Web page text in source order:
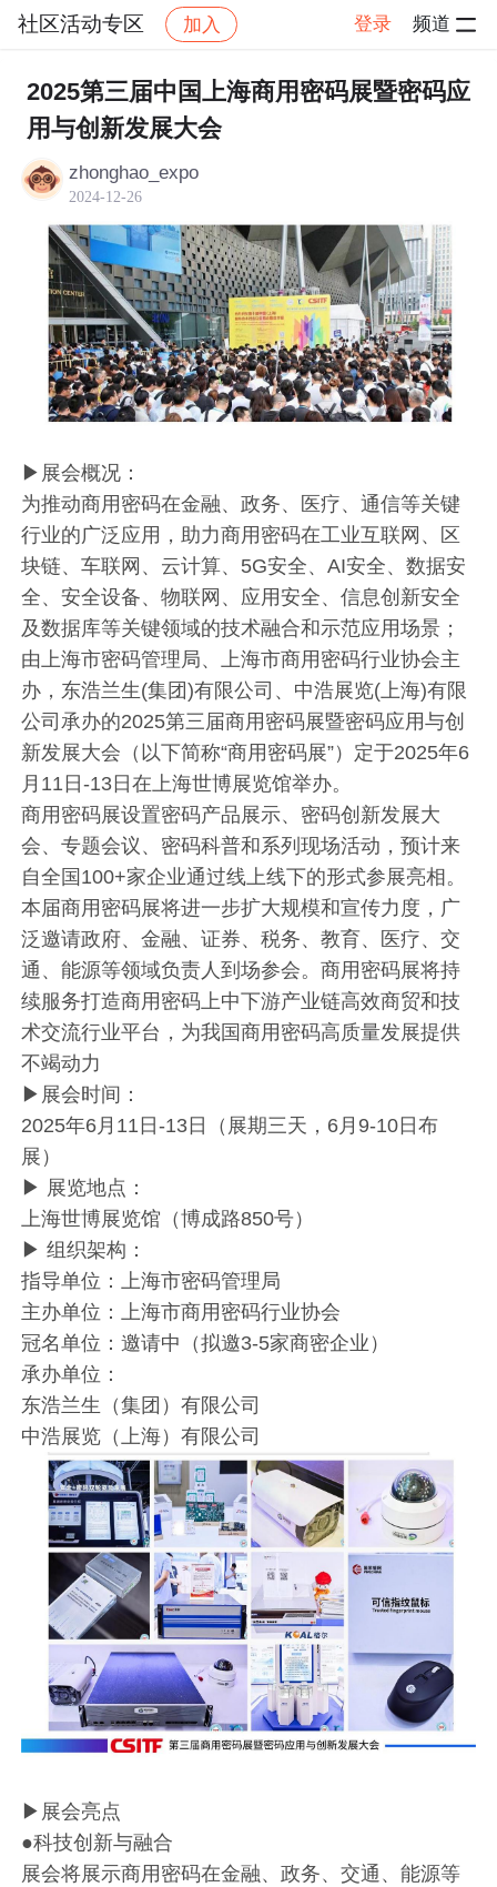
社区活动专区 加入 登录 频道
社区 社区活动专区 帖子详情
2025第三届中国上海商用密码展暨密码应
用与创新发展大会
zhonghao_expo
2024-12-26
▶展会概况：
为推动商用密码在金融、政务、医疗、通信等关键
行业的广泛应用，助力商用密码在工业互联网、区
块链、车联网、云计算、5G安全、AI安全、数据安
全、安全设备、物联网、应用安全、信息创新安全
及数据库等关键领域的技术融合和示范应用场景；
由上海市密码管理局、上海市商用密码行业协会主
办，东浩兰生(集团)有限公司、中浩展览(上海)有限
公司承办的2025第三届商用密码展暨密码应用与创
新发展大会（以下简称“商用密码展”）定于2025年6
月11日-13日在上海世博展览馆举办。
商用密码展设置密码产品展示、密码创新发展大
会、专题会议、密码科普和系列现场活动，预计来
自全国100+家企业通过线上线下的形式参展亮相。
本届商用密码展将进一步扩大规模和宣传力度，广
泛邀请政府、金融、证券、税务、教育、医疗、交
通、能源等领域负责人到场参会。商用密码展将持
续服务打造商用密码上中下游产业链高效商贸和技
术交流行业平台，为我国商用密码高质量发展提供
不竭动力
▶展会时间：
2025年6月11日-13日（展期三天，6月9-10日布
展）
▶ 展览地点：
上海世博展览馆（博成路850号）
▶ 组织架构：
指导单位：上海市密码管理局
主办单位：上海市商用密码行业协会
冠名单位：邀请中（拟邀3-5家商密企业）
承办单位：
东浩兰生（集团）有限公司
中浩展览（上海）有限公司
▶展会亮点
●科技创新与融合
展会将展示商用密码在金融、政务、交通、能源等